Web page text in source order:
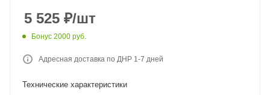
5 525 ₽/шт
Бонус 2000 руб.
Адресная доставка по ДНР 1-7 дней
Технические характеристики